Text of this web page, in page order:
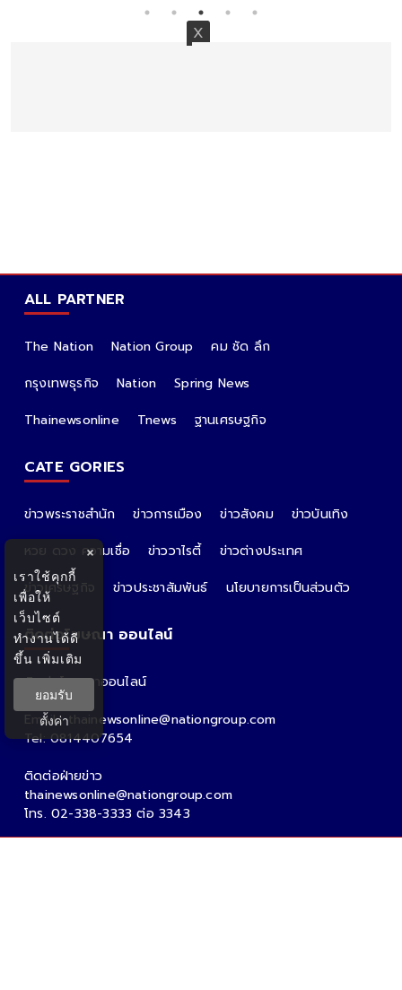
ALL PARTNER
The Nation Nation Group
คม ชัด ลึก
กรุงเทพธุรกิจ
Nation
Spring News
Thainewsonline
Tnews ฐานเศรษฐกิจ
CATE GORIES
ข่าวพระราชสำนัก ข่าวการเมือง ข่าวสังคม
ข่าวบันเทิง
หวย ดวง ความเชื่อ
ข่าววาไรตี้
ข่าวต่างประเทศ
ข่าวเศรษฐกิจ
ข่าวประชาสัมพันธ์ นโยบายการเป็นส่วนตัว
ติดต่อโฆษณา ออนไลน์
ติดต่อโฆษณาออนไลน์
คุณอ้อ
Email : thainewsonline@nationgroup.com
Tel: 0814407654
ติดต่อฝ่ายข่าว
thainewsonline@nationgroup.com
โทร. 02-338-3333 ต่อ 3343
×
เราใช้คุกกี้
เพื่อให้
เว็บไซต์
ทำงานได้ดี
ขึ้น เพิ่มเติม
ยอมรับ
ตั้งค่า